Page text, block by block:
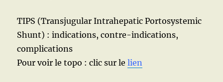
TIPS (Transjugular Intrahepatic Portosystemic
Shunt) : indications, contre-indications,
complications
Pour voir le topo : clic sur lelien